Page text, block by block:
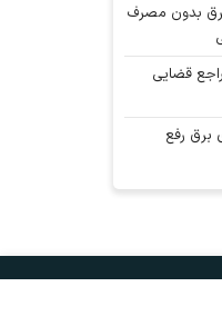
برق بدون مصرف
قضایی
برق رفع